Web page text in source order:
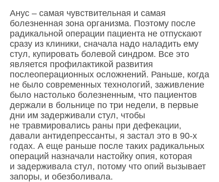
Анус – самая чувствительная и самая
болезненная зона организма. Поэтому после
радикальной операции пациента не отпускают
сразу из клиники, сначала надо наладить ему
стул, купировать болевой синдром. Все это
является профилактикой развития
послеоперационных осложнений. Раньше, когда
не было современных технологий, заживление
было настолько болезненным, что пациентов
держали в больнице по три недели, в первые
дни им задерживали стул, чтобы
не травмировались раны при дефекации,
давали антидепрессанты, я застал это в 90-х
годах. А еще раньше после таких радикальных
операций назначали настойку опия, которая
и задерживала стул, потому что опий вызывает
запоры, и обезболивала.